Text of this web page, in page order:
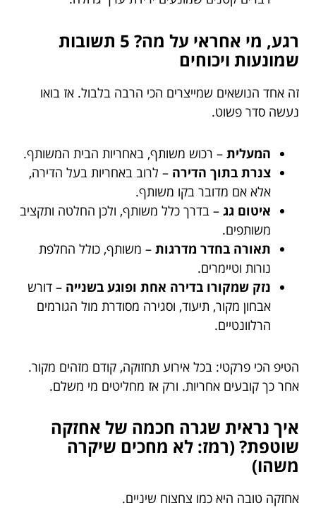
רגע, מי אחראי על מה? 5 תשובות
שמונעות ויכוחים
זה אחד הנושאים שמייצרים הכי הרבה בלבול. אז בואו
נעשה סדר פשוט.
המעלית – רכוש משותף, באחריות הבית המשותף.
צנרת בתוך הדירה – לרוב באחריות בעל הדירה,
אלא אם מדובר בקו משותף.
איטום גג – בדרך כלל משותף, ולכן החלטה ותקציב
משותפים.
תאורה בחדר מדרגות – משותף, כולל החלפת
נורות וטיימרים.
נזק שמקורו בדירה אחת ופוגע בשנייה – דורש
אבחון מקור, תיעוד, וסגירה מסודרת מול הגורמים
הרלוונטיים.
הטיפ הכי פרקטי: בכל אירוע תחזוקה, קודם מזהים מקור.
אחר כך קובעים אחריות. ורק אז מחליטים מי משלם.
איך נראית שגרה חכמה של אחזקה
שוטפת? (רמז: לא מחכים שיקרה
משהו)
אחזקה טובה היא כמו צחצוח שיניים.